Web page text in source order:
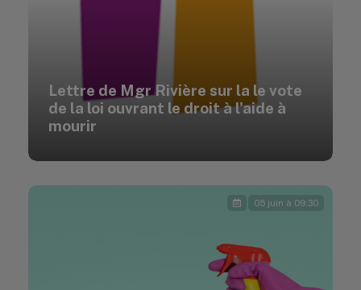
Lettre de Mgr Rivière sur la le vote
de la loi ouvrant le droit à l'aide à
mourir
05 juin à 09:30